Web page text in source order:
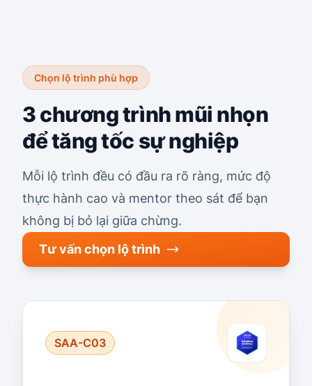
Chọn lộ trình phù hợp
3 chương trình mũi nhọn
để tăng tốc sự nghiệp
Mỗi lộ trình đều có đầu ra rõ ràng, mức độ
thực hành cao và mentor theo sát để bạn
không bị bỏ lại giữa chừng.
Tư vấn chọn lộ trình
SAA-C03